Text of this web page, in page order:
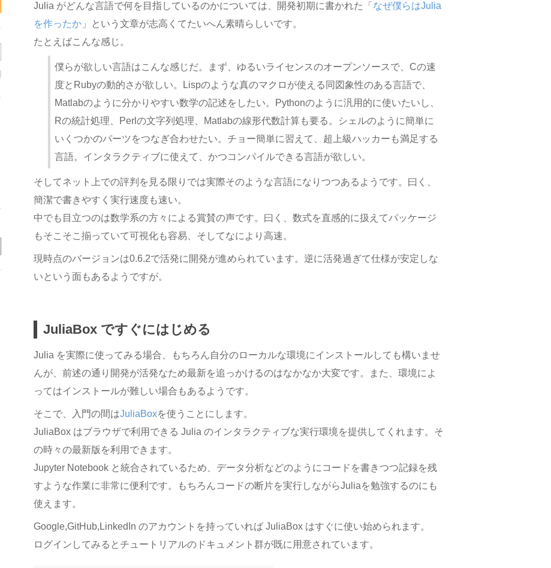
Julia がどんな言語で何を目指しているのかについては、開発初期に書かれた「 なぜ僕らはJulia
を作ったか 」という文章が志高くてたいへん素晴らしいです。
たとえばこんな感じ。
僕らが欲しい言語はこんな感じだ。まず、ゆるいライセンスのオープンソースで、Cの速
度とRubyの動的さが欲しい。Lispのような真のマクロが使える同図象性のある言語で、
Matlabのように分かりやすい数学の記述をしたい。Pythonのように汎用的に使いたいし、
Rの統計処理、Perlの文字列処理、Matlabの線形代数計算も要る。シェルのように簡単に
いくつかのパーツをつなぎ合わせたい。チョー簡単に習えて、超上級ハッカーも満足する
言語。インタラクティブに使えて、かつコンパイルできる言語が欲しい。
そしてネット上での評判を見る限りでは実際そのような言語になりつつあるようです。曰く、
簡潔で書きやすく実行速度も速い。
中でも目立つのは数学系の方々による賞賛の声です。曰く、数式を直感的に扱えてパッケージ
もそこそこ揃っていて可視化も容易、そしてなにより高速。
現時点のバージョンは0.6.2で活発に開発が進められています。逆に活発過ぎて仕様が安定しな
いという面もあるようですが。
JuliaBox ですぐにはじめる
Julia を実際に使ってみる場合、もちろん自分のローカルな環境にインストールしても構いませ
んが、前述の通り開発が活発なため最新を追っかけるのはなかなか大変です。また、環境によ
ってはインストールが難しい場合もあるようです。
そこで、入門の間はJuliaBoxを使うことにします。
JuliaBox はブラウザで利用できる Julia のインタラクティブな実行環境を提供してくれます。そ
の時々の最新版を利用できます。
Jupyter Notebook と統合されているため、データ分析などのようにコードを書きつつ記録を残
すような作業に非常に便利です。もちろんコードの断片を実行しながらJuliaを勉強するのにも
使えます。
Google,GitHub,LinkedIn のアカウントを持っていれば JuliaBox はすぐに使い始められます。
ログインしてみるとチュートリアルのドキュメント群が既に用意されています。